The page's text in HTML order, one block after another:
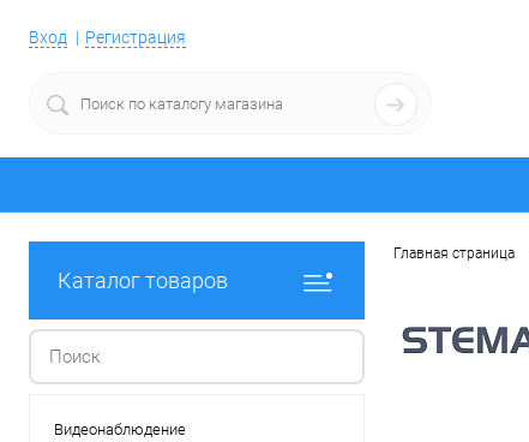
Вход Регистрация
Каталог товаров
Видеонаблюдение
Главная страница